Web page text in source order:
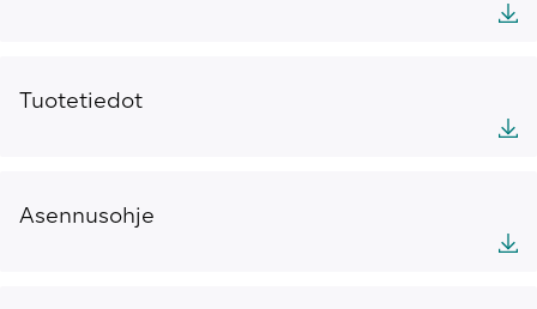
Tuotetiedot
Asennusohje